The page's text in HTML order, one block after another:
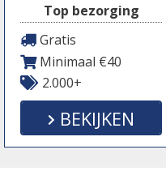
Top bezorging
Gratis
Minimaal €40
2.000+
BEKIJKEN